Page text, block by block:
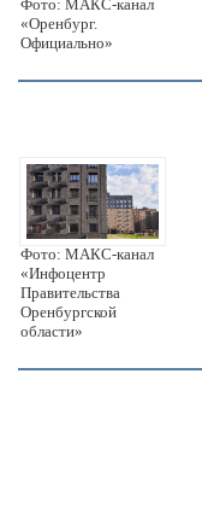
Фото: МАКС-канал
«Оренбург.
Официально»
Фото: МАКС-канал
«Инфоцентр
Правительства
Оренбургской
области»